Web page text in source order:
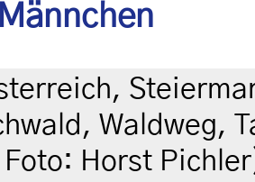
Waldweg,
Horst